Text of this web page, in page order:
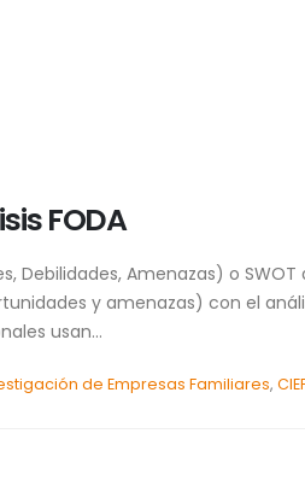
FODA
Debilidades, Amenazas) o
y amenazas) con el
usan...
de Empresas Familiares,